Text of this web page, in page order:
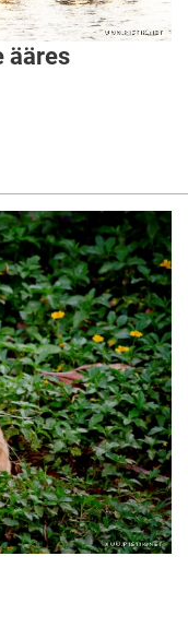
ääres